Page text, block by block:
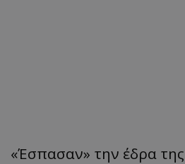
«Έσπασαν» την έδρα